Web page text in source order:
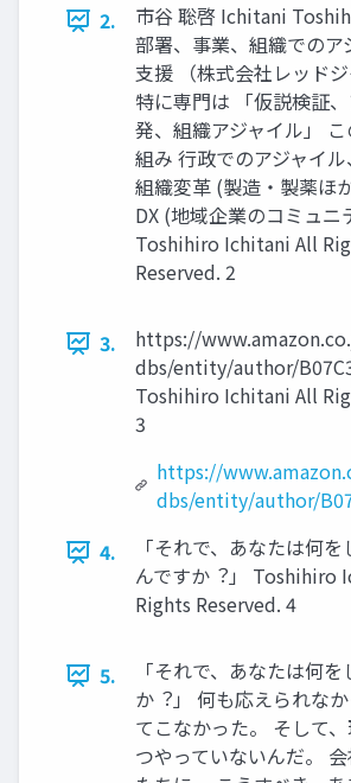
2.
市⾕ 聡啓 Ichitani
部署、事業、組織でのア
⽀援 （株式会社レッドジ
特に専⾨は 「仮説検証
発、組織アジャイル」
組み ⾏政でのアジャイル
組織変⾰ (製造・製薬ほ
DX (地域企業のコミュニ
Toshihiro Ichitani All
Reserved. 2
3.
https://
dbs/entity/author/
Toshihiro Ichitani All
3
https://
dbs/entity/author/
4.
「それで、あなたは何
んですか︖」 Toshihiro
Rights Reserved. 4
5.
「それで、あなたは何
か︖」 何も応えられな
てこなかった。 そして
つやっていないんだ。